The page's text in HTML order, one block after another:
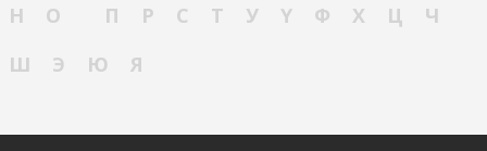
Н
О П Р С Т У Ү Ф Х Ц
Ч
Ш
Э Ю Я